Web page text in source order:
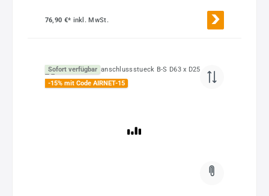
76,90 €* inkl. MwSt.
Sofort verfügbar
-15% mit Code AIRNET-15